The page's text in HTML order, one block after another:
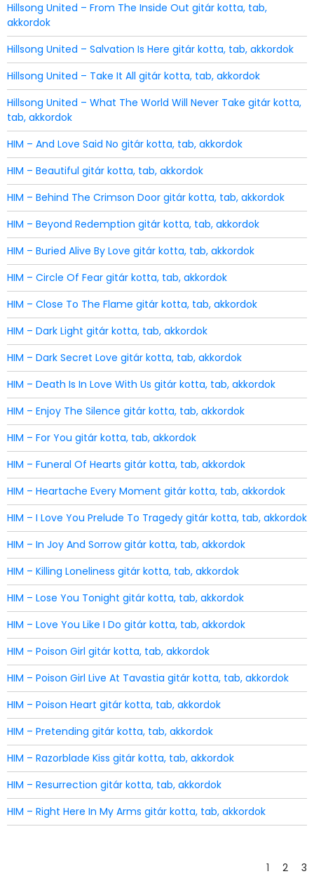
Hillsong United – From The Inside Out gitár kotta, tab,
akkordok
Hillsong United – Salvation Is Here gitár kotta, tab, akkordok
Hillsong United – Take It All gitár kotta, tab, akkordok
Hillsong United – What The World Will Never Take gitár kotta,
tab, akkordok
HIM – And Love Said No gitár kotta, tab, akkordok
HIM – Beautiful gitár kotta, tab, akkordok
HIM – Behind The Crimson Door gitár kotta, tab, akkordok
HIM – Beyond Redemption gitár kotta, tab, akkordok
HIM – Buried Alive By Love gitár kotta, tab, akkordok
HIM – Circle Of Fear gitár kotta, tab, akkordok
HIM – Close To The Flame gitár kotta, tab, akkordok
HIM – Dark Light gitár kotta, tab, akkordok
HIM – Dark Secret Love gitár kotta, tab, akkordok
HIM – Death Is In Love With Us gitár kotta, tab, akkordok
HIM – Enjoy The Silence gitár kotta, tab, akkordok
HIM – For You gitár kotta, tab, akkordok
HIM – Funeral Of Hearts gitár kotta, tab, akkordok
HIM – Heartache Every Moment gitár kotta, tab, akkordok
HIM – I Love You Prelude To Tragedy gitár kotta, tab, akkordok
HIM – In Joy And Sorrow gitár kotta, tab, akkordok
HIM – Killing Loneliness gitár kotta, tab, akkordok
HIM – Lose You Tonight gitár kotta, tab, akkordok
HIM – Love You Like I Do gitár kotta, tab, akkordok
HIM – Poison Girl gitár kotta, tab, akkordok
HIM – Poison Girl Live At Tavastia gitár kotta, tab, akkordok
HIM – Poison Heart gitár kotta, tab, akkordok
HIM – Pretending gitár kotta, tab, akkordok
HIM – Razorblade Kiss gitár kotta, tab, akkordok
HIM – Resurrection gitár kotta, tab, akkordok
HIM – Right Here In My Arms gitár kotta, tab, akkordok
1 2 3